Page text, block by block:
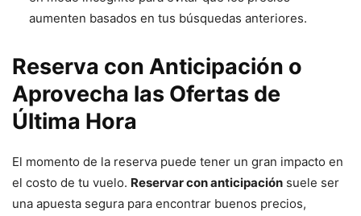
aumenten basados en tus búsquedas anteriores.
Reserva con Anticipación o
Aprovecha las Ofertas de
Última Hora
El momento de la reserva puede tener un gran impacto en
el costo de tu vuelo. Reservar con anticipación suele ser
una apuesta segura para encontrar buenos precios,